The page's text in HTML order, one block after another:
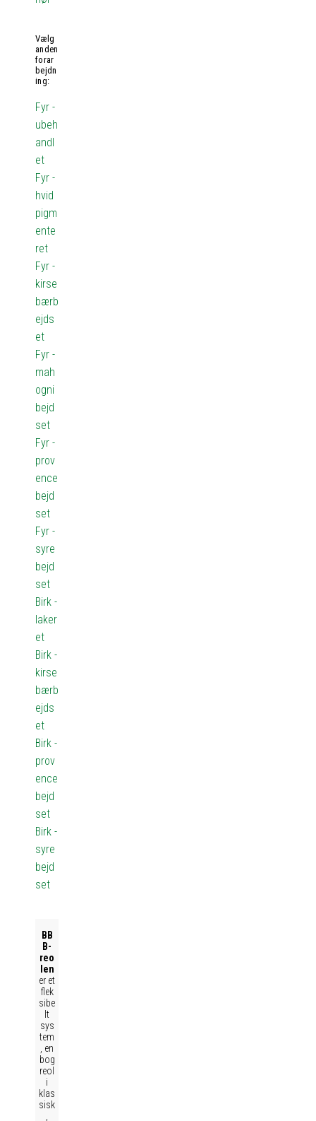
Vælg
anden
forar
bejdn
ing:
Fyr -
ubeh
andl
et
Fyr -
hvid
pigm
ente
ret
Fyr -
kirse
bærb
ejds
et
Fyr -
mah
ogni
bejd
set
Fyr -
prov
ence
bejd
set
Fyr -
syre
bejd
set
Birk -
laker
et
Birk -
kirse
bærb
ejds
et
Birk -
prov
ence
bejd
set
Birk -
syre
bejd
set
BB
B-
reo
len
er et
flek
sibe
lt
sys
tem
, en
bog
reol
i
klas
sisk